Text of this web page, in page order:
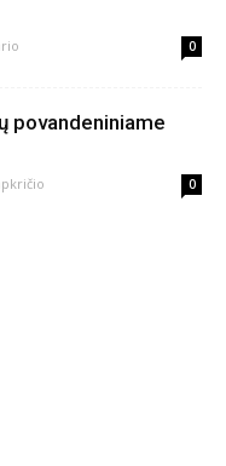
0
povandeniniame
0